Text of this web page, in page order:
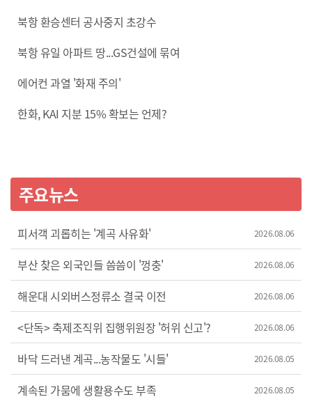
북항 환승센터 공사중지 초강수
북항 유일 아파트 땅...GS건설에 묶여
에어컨 과열 '화재 주의'
한화, KAI 지분 15% 확보는 언제?
주요뉴스
피서객 괴롭히는 '계곡 사유화' 2026.08.06
부산 찾은 외국인들 씀씀이 '껑충' 2026.08.06
해운대 시외버스정류소 결국 이전 2026.08.06
<단독> 축제조직위 집행위원장 '허위 신고'? 2026.08.06
바닥 드러낸 계곡...농작물도 '시들' 2026.08.05
계속된 가뭄에 생활용수도 부족 2026.08.05